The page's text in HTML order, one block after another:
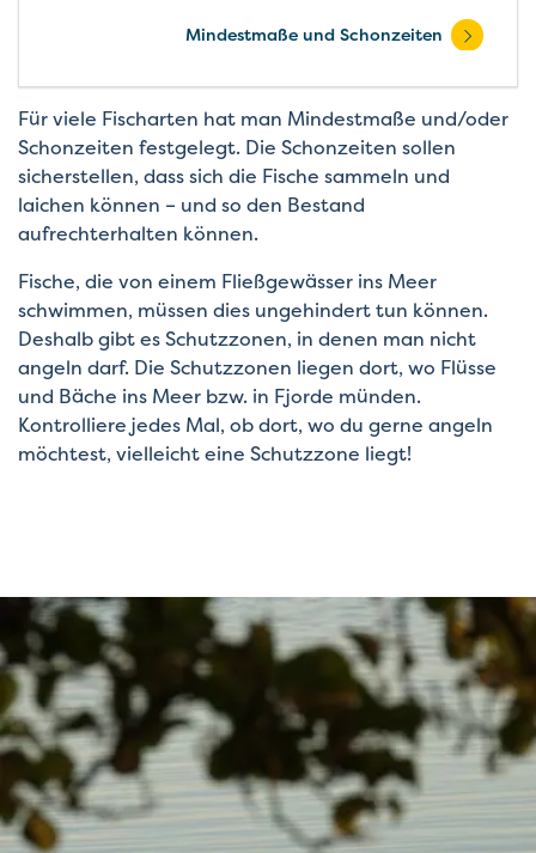
Mindestmaße und Schonzeiten
Für viele Fischarten hat man Mindestmaße und/oder
Schonzeiten festgelegt. Die Schonzeiten sollen
sicherstellen, dass sich die Fische sammeln und
laichen können – und so den Bestand
aufrechterhalten können.
Fische, die von einem Fließgewässer ins Meer
schwimmen, müssen dies ungehindert tun können.
Deshalb gibt es Schutzzonen, in denen man nicht
angeln darf. Die Schutzzonen liegen dort, wo Flüsse
und Bäche ins Meer bzw. in Fjorde münden.
Kontrolliere jedes Mal, ob dort, wo du gerne angeln
möchtest, vielleicht eine Schutzzone liegt!